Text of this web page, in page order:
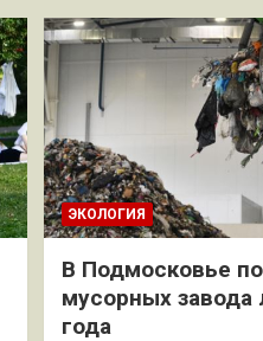
ЭКОЛОГИЯ
В Подмосковье
мусорных завода
года